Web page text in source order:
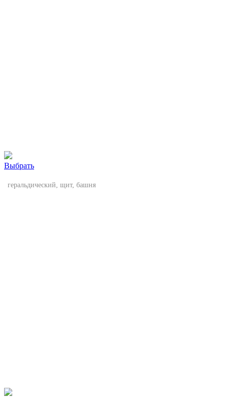
Выбрать
геральдический, щит, башня